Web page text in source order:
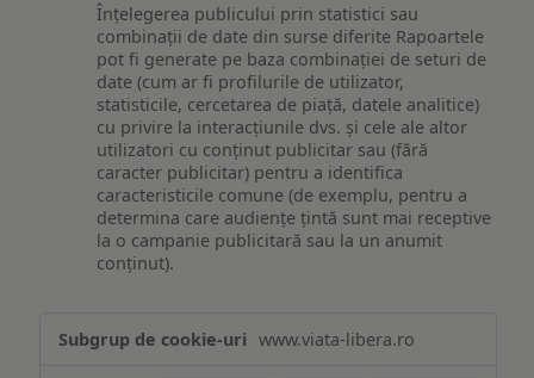
Înțelegerea publicului prin statistici sau
combinații de date din surse diferite Rapoartele
pot fi generate pe baza combinației de seturi de
date (cum ar fi profilurile de utilizator,
statisticile, cercetarea de piață, datele analitice)
cu privire la interacțiunile dvs. și cele ale altor
utilizatori cu conținut publicitar sau (fără
caracter publicitar) pentru a identifica
caracteristicile comune (de exemplu, pentru a
determina care audiențe țintă sunt mai receptive
la o campanie publicitară sau la un anumit
conținut).
www.viata-libera.ro